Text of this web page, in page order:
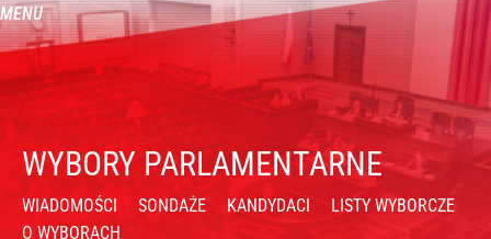
MENU
WYBORY PARLAMENTARNE
WIADOMOŚCI SONDAŻE KANDYDACI
LISTY WYBORCZE
O WYBORACH